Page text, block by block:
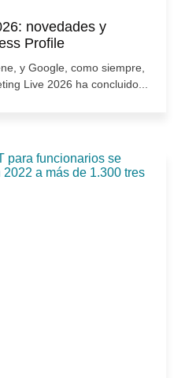
novedades y
Profile
y Google, como siempre,
Live 2026 ha concluido...